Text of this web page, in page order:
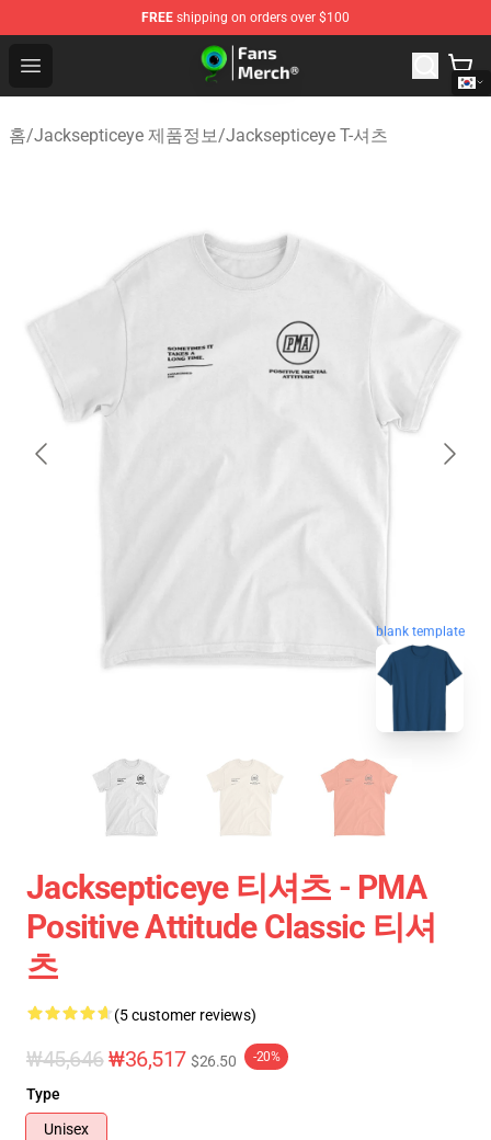
FREE shipping on orders over $100
Open menu
Jacksepticeye Store - Official Jacksepticeye
홈/Jacksepticeye 제품정보/Jacksepticeye T-셔츠
blank template
Jacksepticeye 티셔츠 - PMA
Positive Attitude Classic 티셔
츠
(5 customer reviews)
₩45,646₩36,517 $26.50 -20%
Type
Unisex